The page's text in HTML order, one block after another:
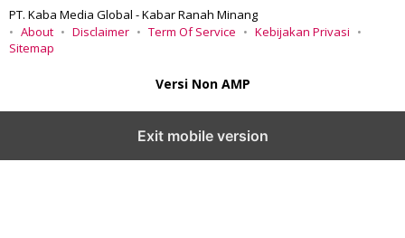
PT. Kaba Media Global - Kabar Ranah Minang
About
Disclaimer Term Of Service
Kebijakan Privasi
Sitemap
Versi Non AMP
Exit mobile version